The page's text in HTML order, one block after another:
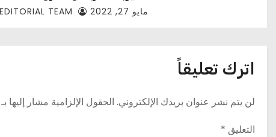
مايو 27, 2022
اترك تعليقاً
لن يتم نشر عنوان بريدك الإلكتروني. الحقول الإلزامية مشار إليها بـ
التعليق *